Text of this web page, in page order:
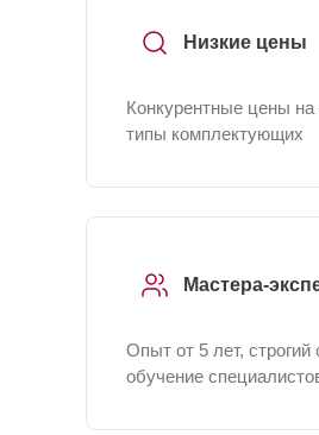
Низкие цены
Конкурентные цены
типы комплектующих
Мастера-
Опыт от 5 лет, строгий
обучение